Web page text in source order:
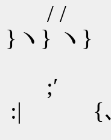
}ヽ} ヽ}
{､ ｀